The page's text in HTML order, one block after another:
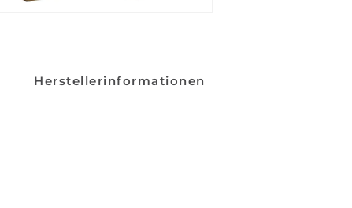
Herstellerinformationen